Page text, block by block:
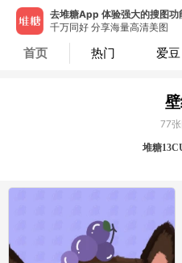
去堆糖App 体验强大的搜图功
千万同好 分享海量高清美图
首页 热门 爱豆
77
堆糖